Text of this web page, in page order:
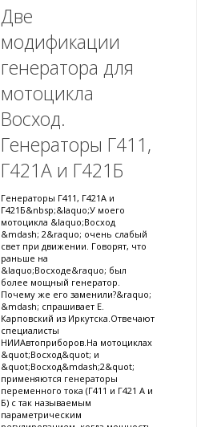
Две
модификации
генератора для
мотоцикла
Восход.
Генераторы Г411,
Г421А и Г421Б
Генераторы Г411, Г421А и
Г421Б&nbsp;&laquo;У моего
мотоцикла &laquo;Восход
&mdash; 2&raquo; очень слабый
свет при движении. Говорят, что
раньше на
&laquo;Восходе&raquo; был
более мощный генератор.
Почему же его заменили?&raquo;
&mdash; спрашивает Е.
Карповский из Иркутска.Отвечают
специалисты
НИИАвтоприборов.На мотоциклах
&quot;Восход&quot; и
&quot;Восход&mdash;2&quot;
применяются генераторы
переменного тока (Г411 и Г421 А и
Б) с так называемым
параметрическим